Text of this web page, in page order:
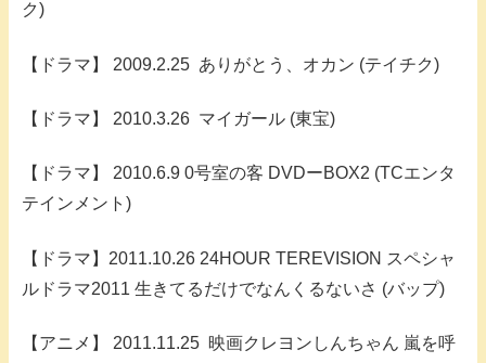
ク)
【ドラマ】 2009.2.25 ありがとう、オカン (テイチク)
【ドラマ】 2010.3.26 マイガール (東宝)
【ドラマ】 2010.6.9 0号室の客 DVDーBOX2 (TCエンタ
テインメント)
【ドラマ】2011.10.26 24HOUR TEREVISION スペシャ
ルドラマ2011 生きてるだけでなんくるないさ (バップ)
【アニメ】 2011.11.25 映画クレヨンしんちゃん 嵐を呼